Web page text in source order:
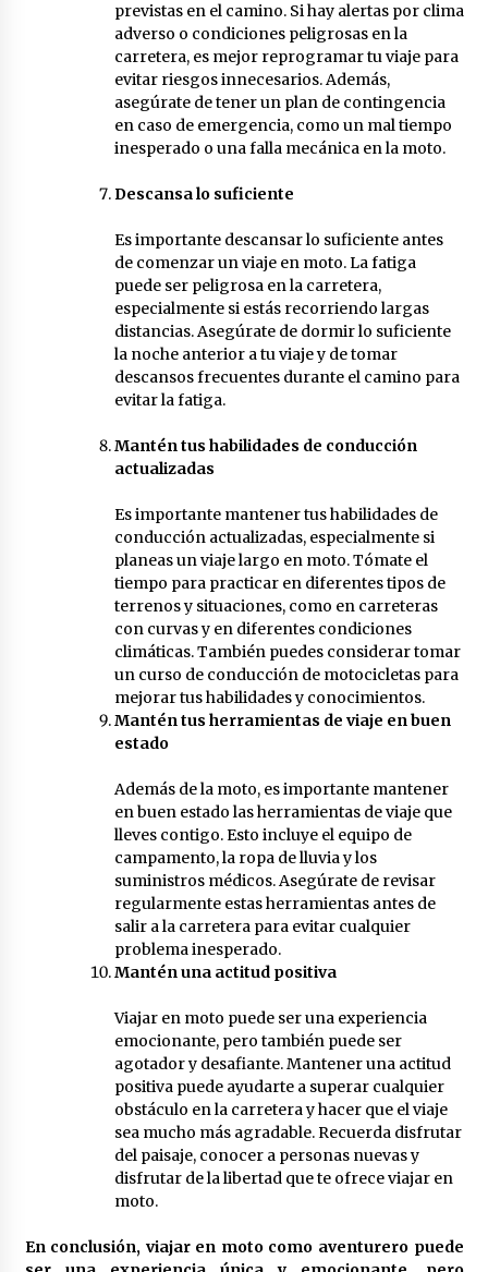
previstas en el camino. Si hay alertas por clima
adverso o condiciones peligrosas en la
carretera, es mejor reprogramar tu viaje para
evitar riesgos innecesarios. Además,
asegúrate de tener un plan de contingencia
en caso de emergencia, como un mal tiempo
inesperado o una falla mecánica en la moto.
Descansa lo suficiente
Es importante descansar lo suficiente antes
de comenzar un viaje en moto. La fatiga
puede ser peligrosa en la carretera,
especialmente si estás recorriendo largas
distancias. Asegúrate de dormir lo suficiente
la noche anterior a tu viaje y de tomar
descansos frecuentes durante el camino para
evitar la fatiga.
Mantén tus habilidades de conducción
actualizadas
Es importante mantener tus habilidades de
conducción actualizadas, especialmente si
planeas un viaje largo en moto. Tómate el
tiempo para practicar en diferentes tipos de
terrenos y situaciones, como en carreteras
con curvas y en diferentes condiciones
climáticas. También puedes considerar tomar
un curso de conducción de motocicletas para
mejorar tus habilidades y conocimientos.
Mantén tus herramientas de viaje en buen
estado
Además de la moto, es importante mantener
en buen estado las herramientas de viaje que
lleves contigo. Esto incluye el equipo de
campamento, la ropa de lluvia y los
suministros médicos. Asegúrate de revisar
regularmente estas herramientas antes de
salir a la carretera para evitar cualquier
problema inesperado.
Mantén una actitud positiva
Viajar en moto puede ser una experiencia
emocionante, pero también puede ser
agotador y desafiante. Mantener una actitud
positiva puede ayudarte a superar cualquier
obstáculo en la carretera y hacer que el viaje
sea mucho más agradable. Recuerda disfrutar
del paisaje, conocer a personas nuevas y
disfrutar de la libertad que te ofrece viajar en
moto.
En conclusión, viajar en moto como aventurero puede